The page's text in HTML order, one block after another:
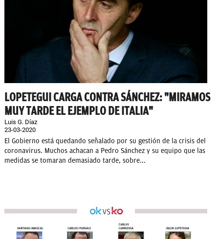
LOPETEGUI CARGA CONTRA SÁNCHEZ: "MIRAMOS
MUY TARDE EL EJEMPLO DE ITALIA"
Luis G. Díaz
23-03-2020
El Gobierno está quedando señalado por su gestión de la crisis del
coronavirus. Muchos achacan a Pedro Sánchez y su equipo que las
medidas se tomaran demasiado tarde, sobre...